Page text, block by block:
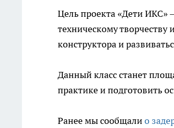
Цель проекта «Дети ИКС»
техническому
конструктора и
Данный класс станет
практике и подготовить
Ранее мы сообщалио